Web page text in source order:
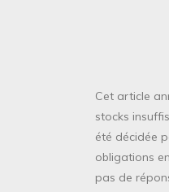
Cet article
stocks
été décidée
obligations
pas de